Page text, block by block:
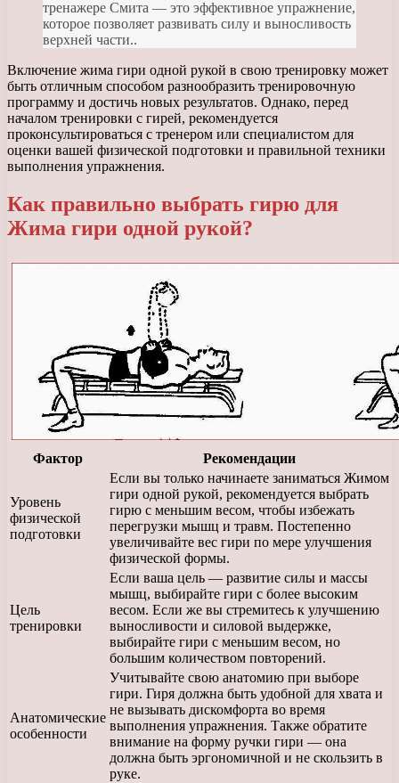
тренажере Смита — это эффективное упражнение,
которое позволяет развивать силу и выносливость
верхней части..
Включение жима гири одной рукой в свою тренировку может
быть отличным способом разнообразить тренировочную
программу и достичь новых результатов. Однако, перед
началом тренировки с гирей, рекомендуется
проконсультироваться с тренером или специалистом для
оценки вашей физической подготовки и правильной техники
выполнения упражнения.
Как правильно выбрать гирю для
Жима гири одной рукой?
Фактор Рекомендации
Уровень
физической
подготовки
Если вы только начинаете заниматься Жимом
гири одной рукой, рекомендуется выбрать
гирю с меньшим весом, чтобы избежать
перегрузки мышц и травм. Постепенно
увеличивайте вес гири по мере улучшения
физической формы.
Цель
тренировки
Если ваша цель — развитие силы и массы
мышц, выбирайте гири с более высоким
весом. Если же вы стремитесь к улучшению
выносливости и силовой выдержке,
выбирайте гири с меньшим весом, но
большим количеством повторений.
Анатомические
особенности
Учитывайте свою анатомию при выборе
гири. Гиря должна быть удобной для хвата и
не вызывать дискомфорта во время
выполнения упражнения. Также обратите
внимание на форму ручки гири — она
должна быть эргономичной и не скользить в
руке.